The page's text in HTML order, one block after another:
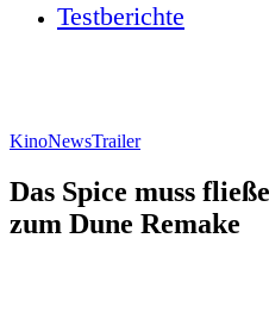
Testberichte
KinoNewsTrailer
Das Spice muss
zum Dune Remake